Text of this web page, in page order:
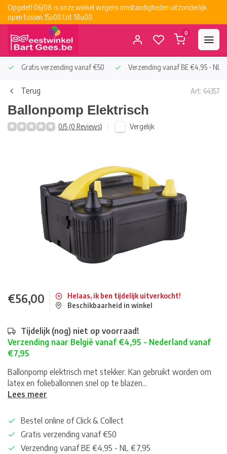
Opgelet! 06/08 is onze winkel wegens omstandigheden uitzonderlijk
open tussen 15u00 tot 18u00.
0
Gratis verzending vanaf €50 Verzending vanaf BE €4,95 - NL
Terug Art: 64357
Ballonpomp Elektrisch
0/5 (0 Reviews) Vergelijk
€56,00
Helaas, ik ben tijdelijk uitverkocht!
Beschikbaarheid in winkel
Tijdelijk (nog) niet op voorraad!
Verzending naar België vanaf €4,95 - Nederland vanaf
€7,95
Ballonpomp elektrisch met stekker. Kan gebruikt worden om
latex en folieballonnen snel op te blazen...
Lees meer
Bestel online of Click & Collect
Gratis verzending vanaf €50
Verzending vanaf BE €4,95 - NL €7,95